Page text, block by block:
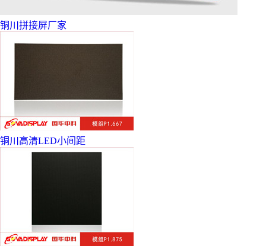
铜川拼接屏厂家
铜川高清LED小间距